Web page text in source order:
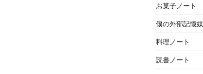
お菓子ノート
僕の外部記憶
料理ノート
読書ノート